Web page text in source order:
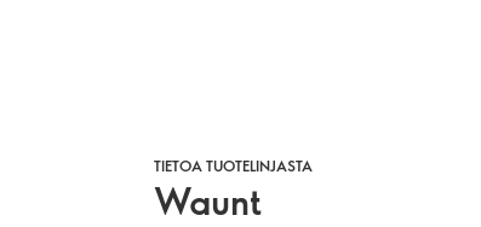
TIETOA TUOTELINJASTA
Waunt